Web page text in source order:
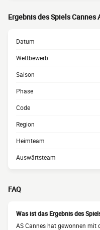
Ergebnis des Spiels Cannes
Datum
Wettbewerb
Saison
Phase
Code
Region
Heimteam
Auswärtsteam
FAQ
Was ist das Ergebnis des
AS Cannes hat gewonnen mit